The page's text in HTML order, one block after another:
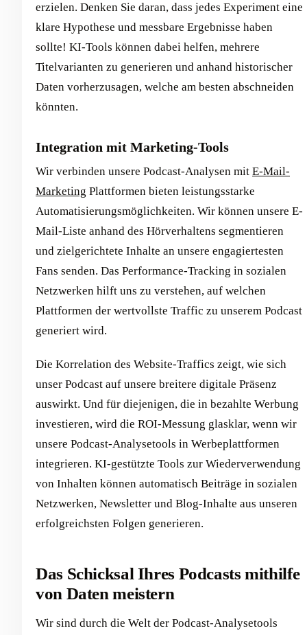
erzielen. Denken Sie daran, dass jedes Experiment eine
klare Hypothese und messbare Ergebnisse haben
sollte! KI-Tools können dabei helfen, mehrere
Titelvarianten zu generieren und anhand historischer
Daten vorherzusagen, welche am besten abschneiden
könnten.
Integration mit Marketing-Tools
Wir verbinden unsere Podcast-Analysen mit E-Mail-
Marketing Plattformen bieten leistungsstarke
Automatisierungsmöglichkeiten. Wir können unsere E-
Mail-Liste anhand des Hörverhaltens segmentieren
und zielgerichtete Inhalte an unsere engagiertesten
Fans senden. Das Performance-Tracking in sozialen
Netzwerken hilft uns zu verstehen, auf welchen
Plattformen der wertvollste Traffic zu unserem Podcast
generiert wird.
Die Korrelation des Website-Traffics zeigt, wie sich
unser Podcast auf unsere breitere digitale Präsenz
auswirkt. Und für diejenigen, die in bezahlte Werbung
investieren, wird die ROI-Messung glasklar, wenn wir
unsere Podcast-Analysetools in Werbeplattformen
integrieren. KI-gestützte Tools zur Wiederverwendung
von Inhalten können automatisch Beiträge in sozialen
Netzwerken, Newsletter und Blog-Inhalte aus unseren
erfolgreichsten Folgen generieren.
Das Schicksal Ihres Podcasts mithilfe
von Daten meistern
Wir sind durch die Welt der Podcast-Analysetools